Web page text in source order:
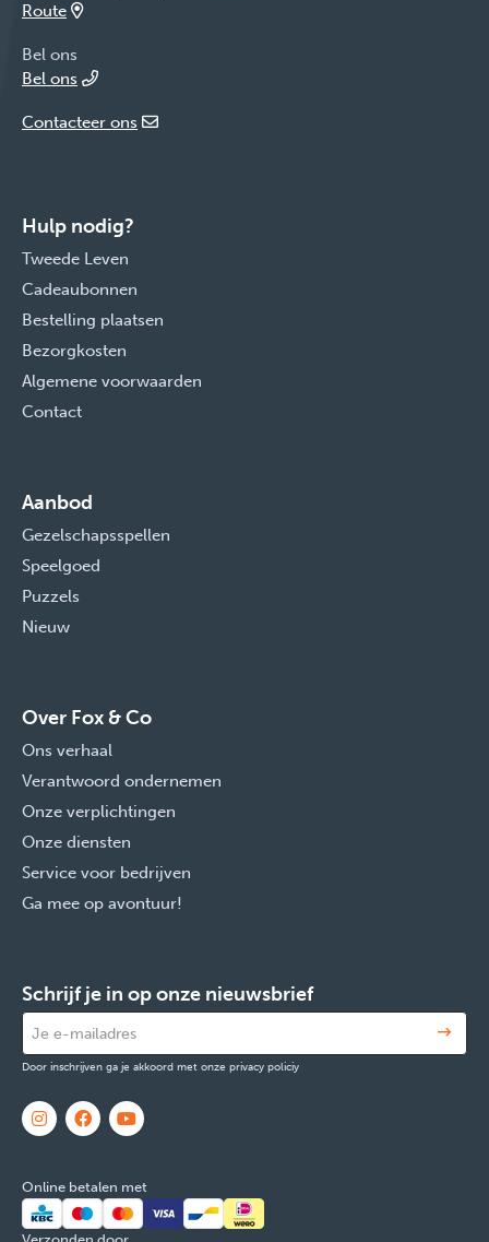
Route
Bel ons
Bel ons
Contacteer ons
Hulp nodig?
Tweede Leven
Cadeaubonnen
Bestelling plaatsen
Bezorgkosten
Algemene voorwaarden
Contact
Aanbod
Gezelschapsspellen
Speelgoed
Puzzels
Nieuw
Over Fox & Co
Ons verhaal
Verantwoord ondernemen
Onze verplichtingen
Onze diensten
Service voor bedrijven
Ga mee op avontuur!
Schrijf je in op onze nieuwsbrief
Door inschrijven ga je akkoord met onze privacy policiy
Online betalen met